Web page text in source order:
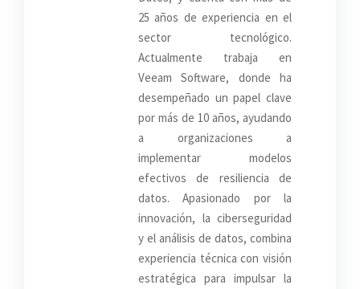
25 años de experiencia en el
sector tecnológico.
Actualmente trabaja en
Veeam Software, donde ha
desempeñado un papel clave
por más de 10 años, ayudando
a organizaciones a
implementar modelos
efectivos de resiliencia de
datos. Apasionado por la
innovación, la ciberseguridad
y el análisis de datos, combina
experiencia técnica con visión
estratégica para impulsar la